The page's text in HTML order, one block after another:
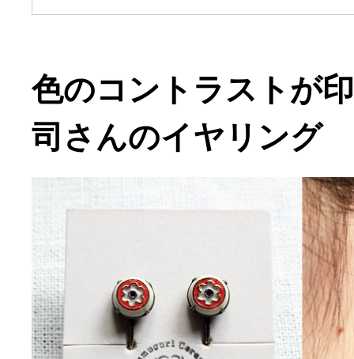
色のコントラストが
司さんのイヤリング